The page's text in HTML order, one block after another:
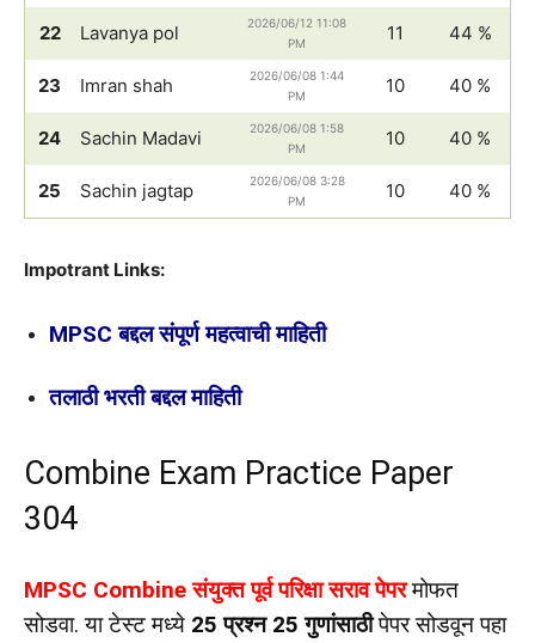
22 Lavanya pol
2026/06/12 11:08
PM
11 44 %
23 Imran shah
2026/06/08 1:44
PM
10 40 %
24 Sachin Madavi
2026/06/08 1:58
PM
10 40 %
25 Sachin jagtap
2026/06/08 3:28
PM
10 40 %
Impotrant Links:
MPSC बद्दल संपूर्ण महत्वाची माहिती
तलाठी भरती बद्दल माहिती
Combine Exam Practice Paper
304
MPSC Combine संयुक्त पूर्व परिक्षा सराव पेपरमोफत
सोडवा. या टेस्ट मध्ये 25 प्रश्न 25 गुणांसाठीपेपर सोडवून पहा